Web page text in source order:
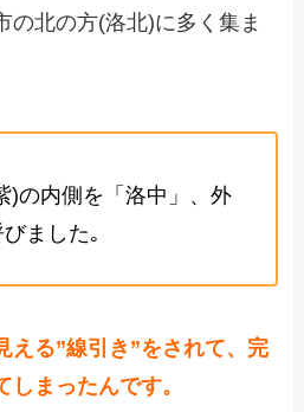
の北の方(洛北)に多く集ま
)の内側を「洛中 」、外
びました｡
える”線引き”をされて、完
まったんです。